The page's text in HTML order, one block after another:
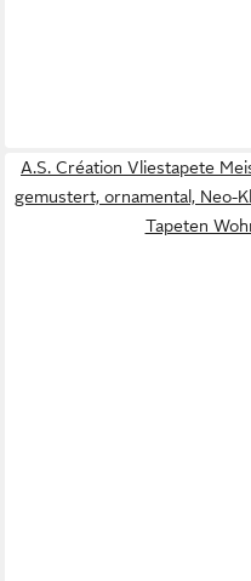
A.S. Création Vliestapete
gemustert, ornamental, Neo-
Tapeten